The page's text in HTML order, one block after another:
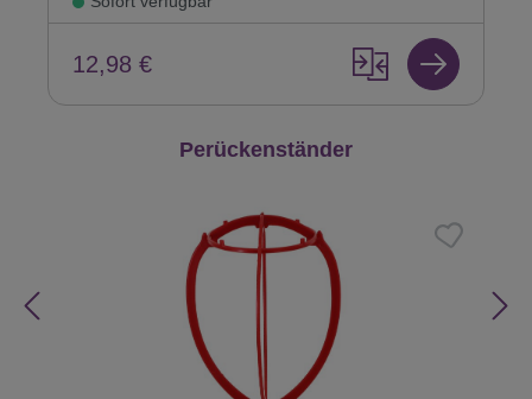
12,98 €
Produktgalerie überspringen
Perückenständer